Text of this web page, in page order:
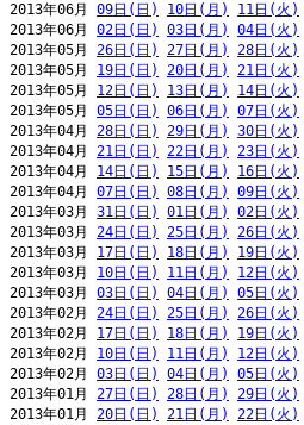
2013年06月 09日(日) 10日(月) 11日(火)
2013年06月 02日(日) 03日(月) 04日(火)
2013年05月 26日(日) 27日(月) 28日(火)
2013年05月 19日(日) 20日(月) 21日(火)
2013年05月 12日(日) 13日(月) 14日(火)
2013年05月 05日(日) 06日(月) 07日(火)
2013年04月 28日(日) 29日(月) 30日(火)
2013年04月 21日(日) 22日(月) 23日(火)
2013年04月 14日(日) 15日(月) 16日(火)
2013年04月 07日(日) 08日(月) 09日(火)
2013年03月 31日(日) 01日(月) 02日(火)
2013年03月 24日(日) 25日(月) 26日(火)
2013年03月 17日(日) 18日(月) 19日(火)
2013年03月 10日(日) 11日(月) 12日(火)
2013年03月 03日(日) 04日(月) 05日(火)
2013年02月 24日(日) 25日(月) 26日(火)
2013年02月 17日(日) 18日(月) 19日(火)
2013年02月 10日(日) 11日(月) 12日(火)
2013年02月 03日(日) 04日(月) 05日(火)
2013年01月 27日(日) 28日(月) 29日(火)
2013年01月 20日(日) 21日(月) 22日(火)